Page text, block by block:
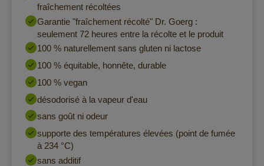
fraîchement récoltées
Garantie "fraîchement récolté" Dr. Goerg :
seulement 72 heures entre la récolte et le produit
100 % naturellement sans gluten ni lactose
100 % équitable, honnête, durable
100 % vegan
désodorisé à la vapeur d'eau
sans goût ni odeur
supporte des températures élevées (point de fumée
à 234 °C)
sans additif